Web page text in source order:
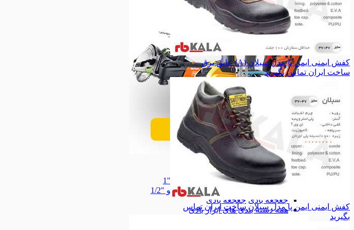
ابزار برقی ابزار برقی
بکس بادی بکس بادی
بکس بادی درایو "1
بکس بادی درایو "1
بکس بادی درایو "1/2
جغجغه بادی جغجغه بادی
همه دسته بندی های ابزار بادی
کفش ایمنی ایمن پا مدل سبلان (A) عایق برق
ساخت ایران تماس بگیرید
کفش ایمنی ایمن پا مدل سبلان ساخت ایران تماس
بگیرید